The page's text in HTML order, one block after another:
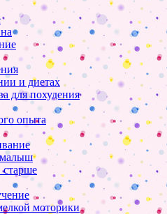
и диетах
для похудения
опыта
старше
моторики